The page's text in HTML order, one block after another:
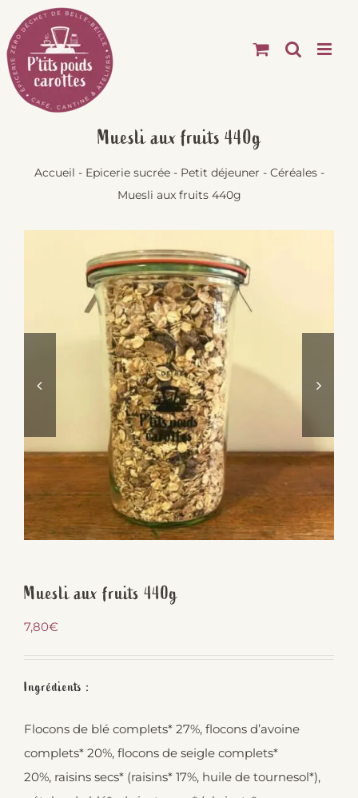
Passer
au
contenu
Muesli aux fruits 440g
Accueil - Epicerie sucrée- Petit déjeuner - Céréales-
Muesli aux fruits 440g
Muesli aux fruits 440g
7,80€
Ingrédients :
Flocons de blé complets* 27%, flocons d’avoine
complets* 20%, flocons de seigle complets*
20%, raisins secs* (raisins* 17%, huile de tournesol*),